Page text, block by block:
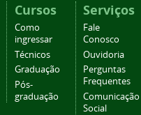
Cursos
Como
ingressar
Técnicos
Graduação
Pós-
graduação
Serviços
Fale
Conosco
Ouvidoria
Perguntas
Frequentes
Comunicação
Social